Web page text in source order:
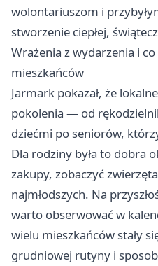
wolontariuszom i
stworzenie ciepłej,
Wrażenia z wydarzenia i
mieszkańców
Jarmark pokazał, że
pokolenia — od
dziećmi po seniorów,
Dla rodziny była to dobra
zakupy, zobaczyć
najmłodszych. Na
warto obserwować w
wielu mieszkańców stały
grudniowej rutyny i